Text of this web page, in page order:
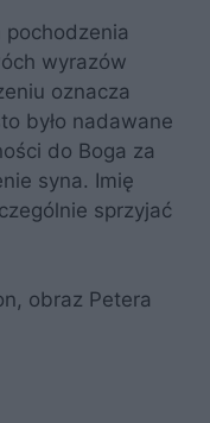
pochodzenia
wyrazów
oznacza
było nadawane
do Boga za
syna. Imię
sprzyjać
obraz Petera